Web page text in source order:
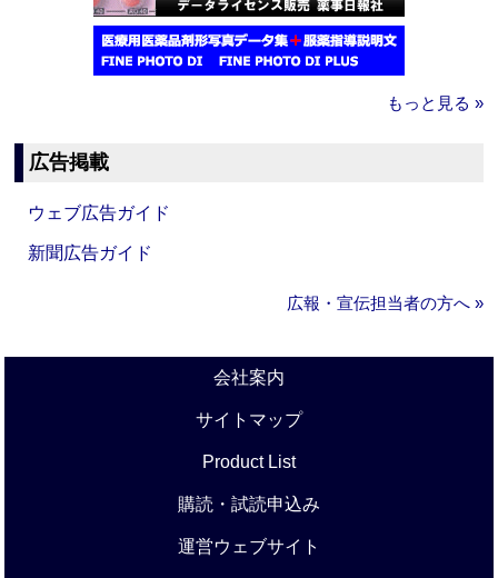
もっと見る »
広告掲載
ウェブ広告ガイド
新聞広告ガイド
広報・宣伝担当者の方へ »
会社案内
サイトマップ
Product List
購読・試読申込み
運営ウェブサイト